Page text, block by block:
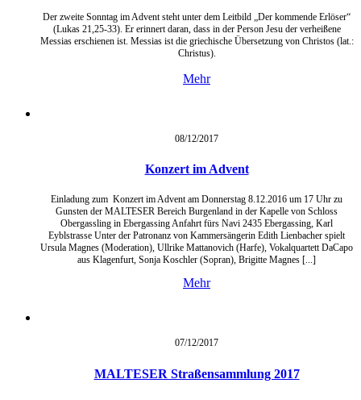
Der zweite Sonntag im Advent steht unter dem Leitbild „Der kommende Erlöser“
(Lukas 21,25-33). Er erinnert daran, dass in der Person Jesu der verheißene
Messias erschienen ist. Messias ist die griechische Übersetzung von Christos (lat.:
Christus).
Mehr
08/12/2017
Konzert im Advent
Einladung zum Konzert im Advent am Donnerstag 8.12.2016 um 17 Uhr zu
Gunsten der MALTESER Bereich Burgenland in der Kapelle von Schloss
Obergassling in Ebergassing Anfahrt fürs Navi 2435 Ebergassing, Karl
Eyblstrasse Unter der Patronanz von Kammersängerin Edith Lienbacher spielt
Ursula Magnes (Moderation), Ullrike Mattanovich (Harfe), Vokalquartett DaCapo
aus Klagenfurt, Sonja Koschler (Sopran), Brigitte Magnes [...]
Mehr
07/12/2017
MALTESER Straßensammlung 2017